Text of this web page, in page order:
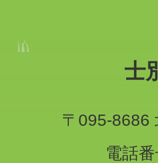
士
〒095-8686
電話